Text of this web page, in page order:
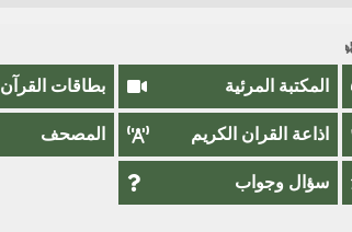
المكتبة المرئية بطاقات القرآن
اذاعة القران الكريم المصحف
سؤال وجواب